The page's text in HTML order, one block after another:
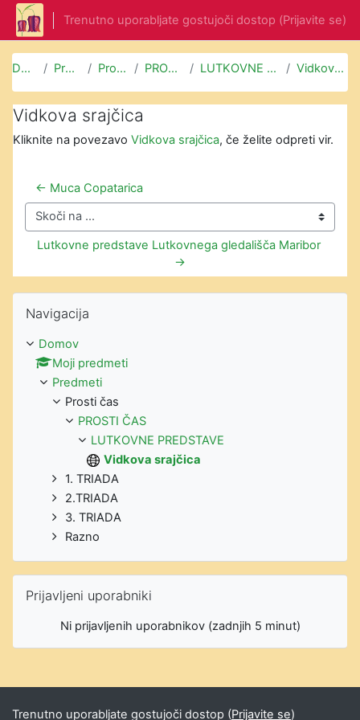
Preskoči na glavno vsebino
Trenutno uporabljate gostujoči dostop (Prijavite se)
Domov Predmeti Prosti čas PROSTI ČAS LUTKOVNE PREDSTAVE Vidkova srajčica
Vidkova srajčica
Kliknite na povezavo Vidkova srajčica, če želite odpreti vir.
← Muca Copatarica
Skoči na ...
Lutkovne predstave Lutkovnega gledališča Maribor
→
Preskoči Navigacija
Navigacija
Domov
Moji predmeti
Predmeti
Prosti čas
PROSTI ČAS
LUTKOVNE PREDSTAVE
Vidkova srajčica
1. TRIADA
2.TRIADA
3. TRIADA
Razno
Preskoči Prijavljeni uporabniki
Prijavljeni uporabniki
Ni prijavljenih uporabnikov (zadnjih 5 minut)
Trenutno uporabljate gostujoči dostop (Prijavite se)